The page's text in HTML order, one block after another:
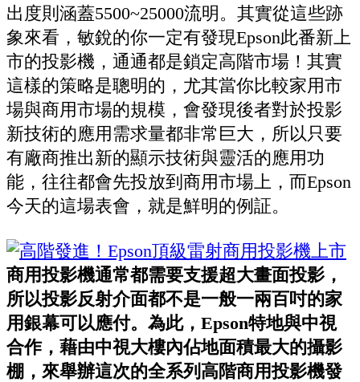
出度則涵蓋5500~25000流明。其實從這些跡
象來看，敏銳的你一定有發現Epson此番新上
市的投影機，通通都是鎖定高階市場！其實
這樣的策略是聰明的，尤其當你比較家用市
場與商用市場的規模，會發現後者對於投影
新技術的應用需求量都非常巨大，所以只要
有廠商推出新的顯示技術與靈活的應用功
能，往往都會先投放到商用市場上，而Epson
今天的這場表會，就是鮮明的例証。
商用投影機通常都需要支援超大畫面投影，
所以投影反射介面都不是一般一兩百吋的家
用銀幕可以應付。為此，Epson特地與中視
合作，藉由中視大樓內佔地面積最大的攝影
棚，來舉辦這次的全系列高階商用投影機發